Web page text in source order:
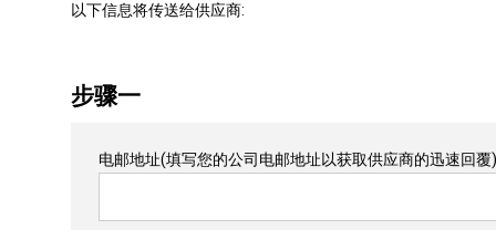
以下信息将传送给供应商:
步骤一
电邮地址(填写您的公司电邮地址以获取供应商的迅速回覆)